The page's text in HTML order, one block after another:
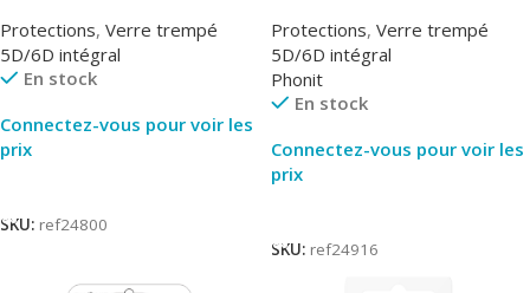
Protections, Verre trempé
5D/6D intégral
En stock
Connectez-vous pour voir les
prix
SKU: ref24800
Protections, Verre trempé
5D/6D intégral
Phonit
En stock
Connectez-vous pour voir les
prix
SKU: ref24916